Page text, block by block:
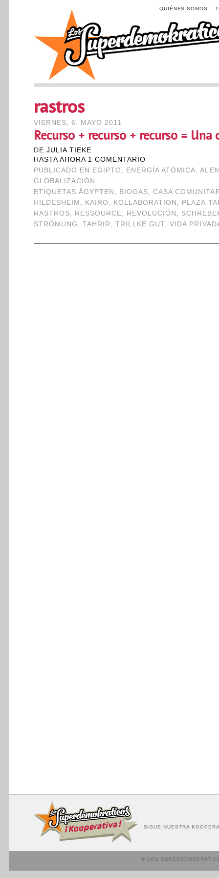
QUIÉNES SOMOS
rastros
VIERNES, 6. MAYO 2011
Recurso + recurso + recurso = Una
DE JULIA TIEKE
HASTA AHORA 1 COMENTARIO
PUBLICADO EN
EGIPTO , ENERGÍA ATÓMICA,
GLOBALIZACIÓN
ETIQUETAS:ÄGYPTEN , BIOGAS,CASA
HILDESHEIM , KAIRO , KOLLABORATION , PLAZA
RASTROS, RESSOURCE, REVOLUCIÓN ,
STRÖMUNG , TAHRIR , TRILLKE GUT,VIDA
SIGUE NUESTRA
© LOS